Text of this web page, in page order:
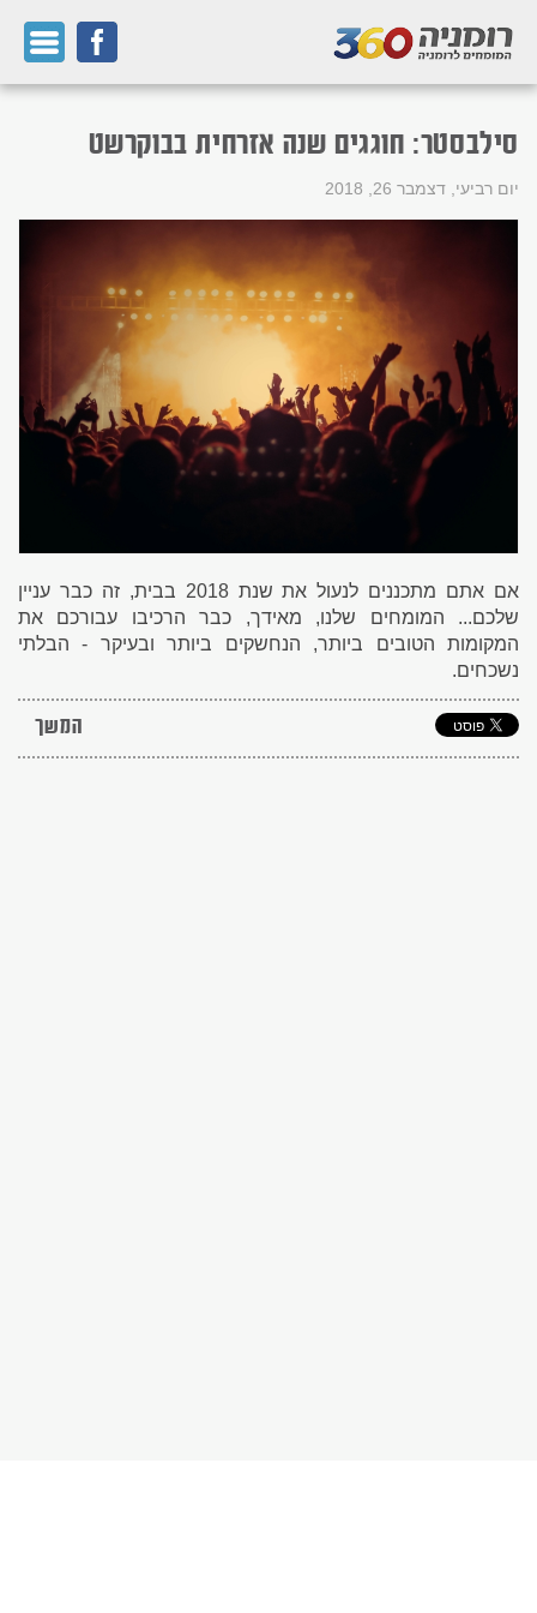
סילבסטר: חוגגים שנה אזרחית בבוקרשט
יום רביעי, דצמבר 26, 2018
אם אתם מתכננים לנעול את שנת 2018 בבית, זה כבר עניין
שלכם... המומחים שלנו, מאידך, כבר הרכיבו עבורכם את
המקומות הטובים ביותר, הנחשקים ביותר ובעיקר - הבלתי
נשכחים.
המשך